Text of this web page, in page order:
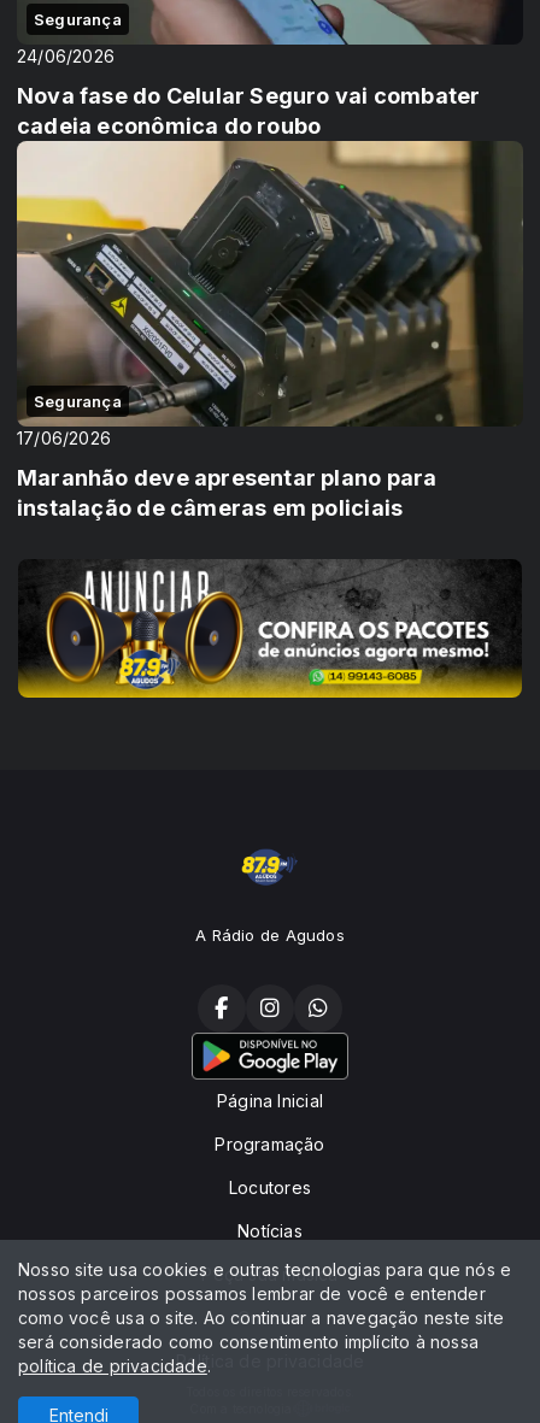
Segurança
24/06/2026
Nova fase do Celular Seguro vai combater
cadeia econômica do roubo
Segurança
17/06/2026
Maranhão deve apresentar plano para
instalação de câmeras em policiais
A Rádio de Agudos
Página Inicial
Programação
Locutores
Notícias
Peça sua música
Contato
Política de privacidade
Nosso site usa cookies e outras tecnologias para que nós e
nossos parceiros possamos lembrar de você e entender
como você usa o site. Ao continuar a navegação neste site
será considerado como consentimento implícito à nossa
política de privacidade.
Entendi